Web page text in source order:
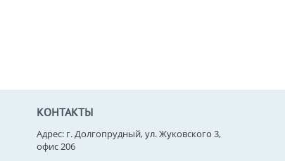
КОНТАКТЫ
Адрес: г. Долгопрудный, ул. Жуковского 3,
офис 206